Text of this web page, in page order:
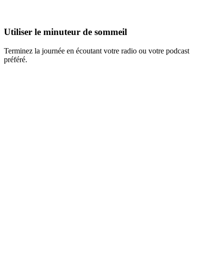
Utiliser le minuteur de sommeil
Terminez la journée en écoutant votre radio ou votre podcast
préféré.